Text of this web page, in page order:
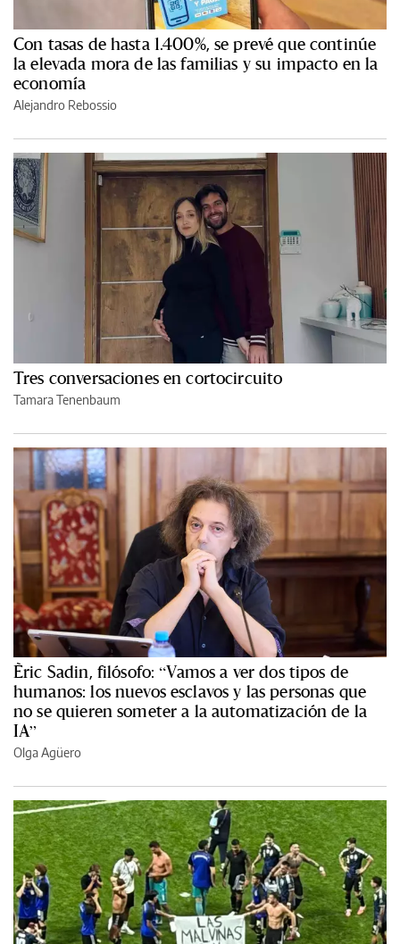
Con tasas de hasta 1.400%, se prevé que continúe
la elevada mora de las familias y su impacto en la
economía
Alejandro Rebossio
Tres conversaciones en cortocircuito
Tamara Tenenbaum
Èric Sadin, filósofo: “Vamos a ver dos tipos de
humanos: los nuevos esclavos y las personas que
no se quieren someter a la automatización de la
IA”
Olga Agüero